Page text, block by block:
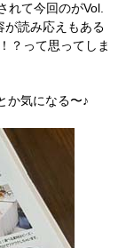
れて今回のがVol.
が読み応えもある
？って思ってしま
か気になる〜♪